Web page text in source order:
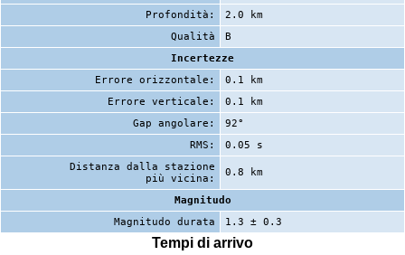
Profondità:
2.0 km
Qualità
B
Incertezze
Errore orizzontale:
0.1 km
Errore verticale:
0.1 km
Gap angolare:
92°
RMS:
0.05 s
Distanza dalla stazione
più vicina:
0.8 km
Magnitudo
Magnitudo durata
1.3 ± 0.3
Tempi di arrivo